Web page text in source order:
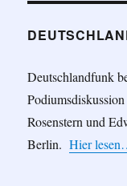
Deutschlandfunk
Rosenstern und
Berlin.Hier